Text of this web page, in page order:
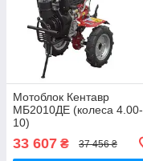
Мотоблок Кентавр
МБ2010ДЕ (колеса 4.00-
10)
33 607 ₴ 37 456 ₴